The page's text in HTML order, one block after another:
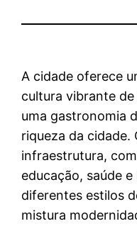
A cidade oferece
cultura vibrante
uma gastronomia
riqueza da cidade.
infraestrutura,
educação, saúde
diferentes estilos
mistura